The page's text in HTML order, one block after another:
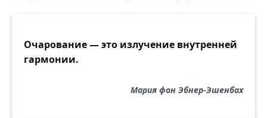
Очарование — это излучение внутренней
гармонии.
Мария фон Эбнер-Эшенбах